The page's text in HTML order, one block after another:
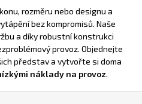
a
c
í
p
r
k
v
á
n
í
rozměru nebo designu a
bez kompromisů. Naše
a díky robustní konstrukci
provoz. Objednejte
představ a vytvořte si doma
náklady na provoz.